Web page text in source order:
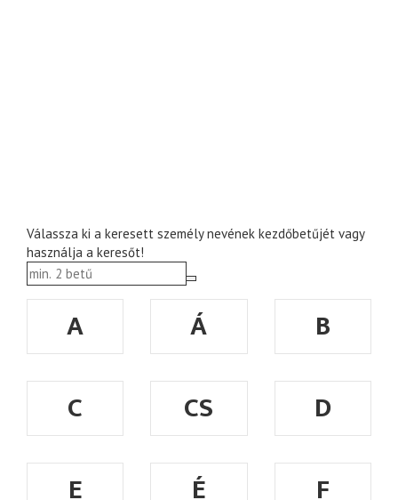
Válassza ki a keresett személy nevének kezdőbetűjét vagy
használja a keresőt!
A Á
B
C
CS
D
E
É
F